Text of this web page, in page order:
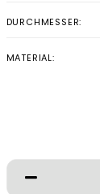
DURCHMESSER:
MATERIAL: